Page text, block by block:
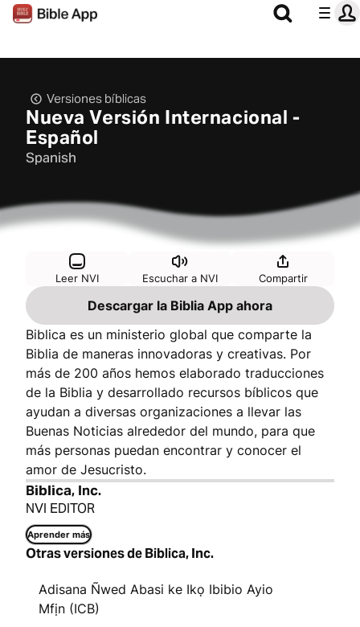
Versiones bíblicas
Nueva Versión Internacional -
Español
Spanish
Leer NVI Escuchar a NVI Compartir
Descargar la Biblia App ahora
Biblica es un ministerio global que comparte la
Biblia de maneras innovadoras y creativas. Por
más de 200 años hemos elaborado traducciones
de la Biblia y desarrollado recursos bíblicos que
ayudan a diversas organizaciones a llevar las
Buenas Noticias alrededor del mundo, para que
más personas puedan encontrar y conocer el
amor de Jesucristo.
Biblica, Inc.
NVI EDITOR
Aprender más
Otras versiones de Biblica, Inc.
Adisana Ñwed Abasi ke Ikọ Ibibio Ayio
Mfịn (ICB)